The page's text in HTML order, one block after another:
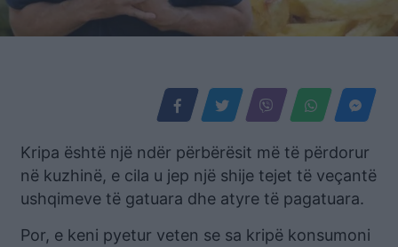
Kripa është një ndër përbërësit më të përdorur
në kuzhinë, e cila u jep një shije tejet të veçantë
ushqimeve të gatuara dhe atyre të pagatuara.
Por, e keni pyetur veten se sa kripë konsumoni